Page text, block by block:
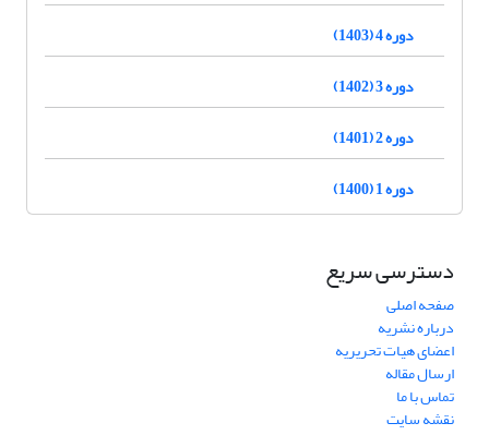
دوره 4 (1403)
دوره 3 (1402)
دوره 2 (1401)
دوره 1 (1400)
دسترسی سریع
صفحه اصلی
درباره نشریه
اعضای هیات تحریریه
ارسال مقاله
تماس با ما
نقشه سایت